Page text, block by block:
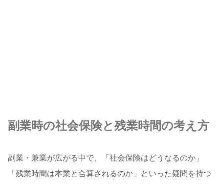
副業時の社会保険と残業時間の考え方
副業・兼業が広がる中で、「社会保険はどうなるのか」
「残業時間は本業と合算されるのか」といった疑問を持つ